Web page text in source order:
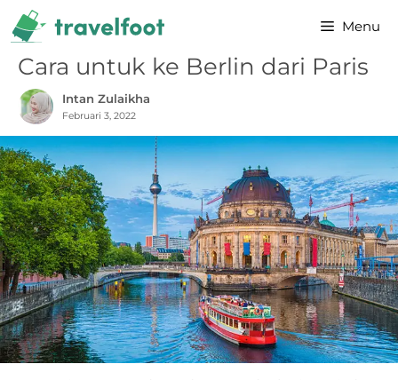
Skip
to
content
Menu
Cara untuk ke Berlin dari Paris
Intan Zulaikha
Februari 3, 2022